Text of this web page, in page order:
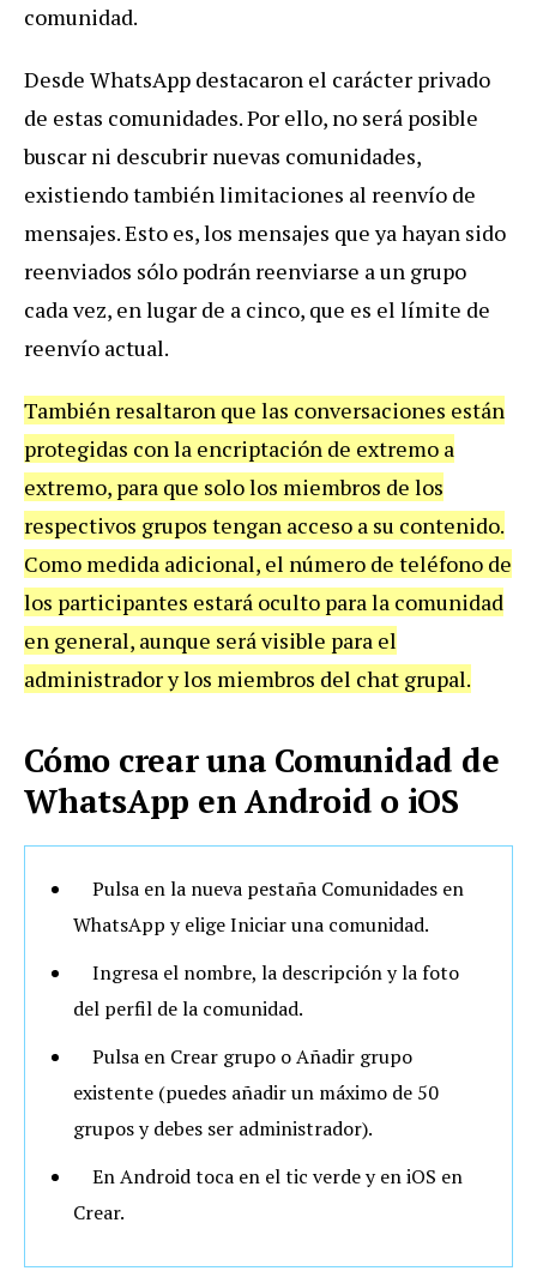
comunidad.
Desde WhatsApp destacaron el carácter privado
de estas comunidades. Por ello, no será posible
buscar ni descubrir nuevas comunidades,
existiendo también limitaciones al reenvío de
mensajes. Esto es, los mensajes que ya hayan sido
reenviados sólo podrán reenviarse a un grupo
cada vez, en lugar de a cinco, que es el límite de
reenvío actual.
También resaltaron que las conversaciones están
protegidas con la encriptación de extremo a
extremo, para que solo los miembros de los
respectivos grupos tengan acceso a su contenido.
Como medida adicional, el número de teléfono de
los participantes estará oculto para la comunidad
en general, aunque será visible para el
administrador y los miembros del chat grupal.
Cómo crear una Comunidad de
WhatsApp en Android o iOS
Pulsa en la nueva pestaña Comunidades en
WhatsApp y elige Iniciar una comunidad.
Ingresa el nombre, la descripción y la foto
del perfil de la comunidad.
Pulsa en Crear grupo o Añadir grupo
existente (puedes añadir un máximo de 50
grupos y debes ser administrador).
En Android toca en el tic verde y en iOS en
Crear.